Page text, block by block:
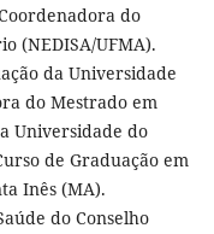
do
(NEDISA/UFMA).
da Universidade
do Mestrado em
Universidade do
de Graduação em
Inês (MA).
do Conselho